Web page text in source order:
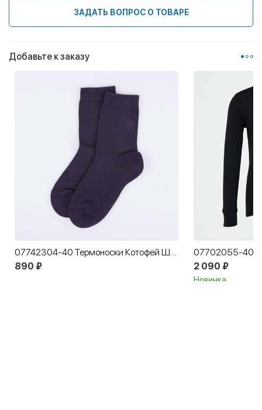
ЗАДАТЬ ВОПРОС О ТОВАРЕ
Добавьте к заказу
07742304-40 Термоноски Котофей Шерсть темно-синий
890 ₽
2 090 ₽
Новинка